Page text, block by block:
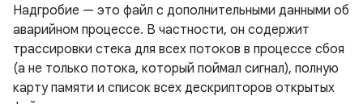
Надгробие — это файл с дополнительными данными об
аварийном процессе. В частности, он содержит
трассировки стека для всех потоков в процессе сбоя
(а не только потока, который поймал сигнал), полную
карту памяти и список всех дескрипторов открытых